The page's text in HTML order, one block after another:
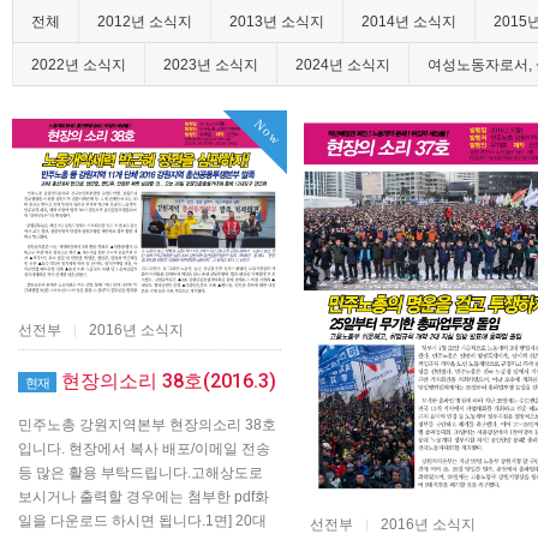
전체 2012년 소식지 2013년 소식지 2014년 소식지 2015
2022년 소식지 2023년 소식지 2024년 소식지 여성노동자로서,
Now
선전부 | 2016년 소식지
현재 현장의소리 38호(2016.3)
민주노총 강원지역본부 현장의소리 38호
입니다. 현장에서 복사 배포/이메일 전송
등 많은 활용 부탁드립니다.고해상도로
보시거나 출력할 경우에는 첨부한 pdf화
일을 다운로드 하시면 됩니다.​1면] 20대
선전부 | 2016년 소식지